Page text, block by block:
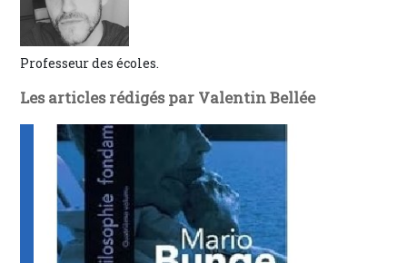
Professeur des écoles.
Les articles rédigés par Valentin Bellée